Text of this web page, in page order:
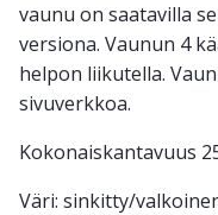
vaunu on saatavilla
versiona. Vaunun 4
helpon liikutella.
sivuverkkoa.
Kokonaiskantavuus
Väri: sinkitty/